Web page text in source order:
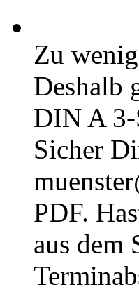
Zu
Deshalb
DIN A
Sicher
PDF.
aus dem